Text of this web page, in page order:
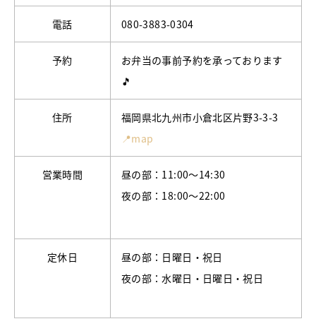
電話 080-3883-0304
予約
お弁当の事前予約を承っております
🎵
住所
福岡県北九州市小倉北区片野3-3-3
📍map
営業時間
昼の部：11:00～14:30
夜の部：18:00～22:00
定休日
昼の部：日曜日・祝日
夜の部：水曜日・日曜日・祝日